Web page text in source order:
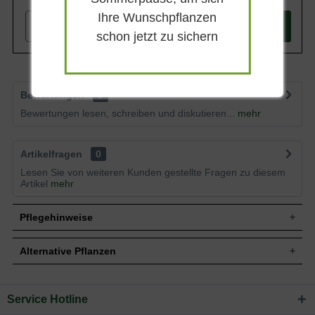
+ In den
Bewertungen
9
Bewertungen lesen, schreiben und diskutieren...
mehr
Artikelfragen
0
Lesen Sie von weiteren Kunden gestellte Fragen zu diesem
Artikel mehr
Pflegehinweise
Pflanz- und Pflegetipps Cornus canadensis /
Alternative Pflanzen
Sie suchen eine Alternative?
Ihre Wunschpflanzen
schon jetzt zu sichern
Service Hotline